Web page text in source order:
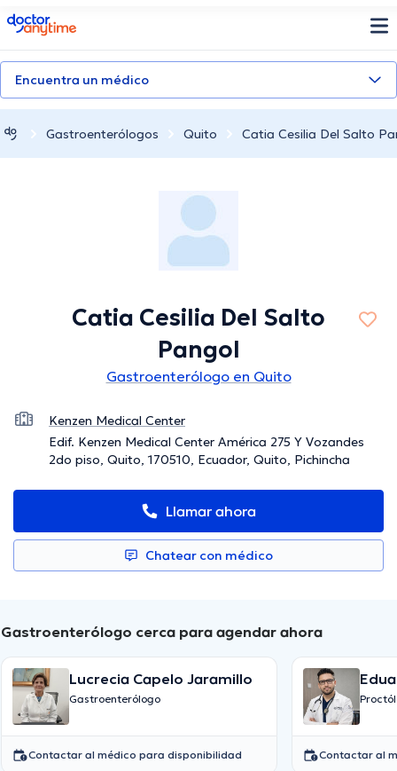
doctoranytime
Encuentra un médico
Gastroenterólogos Quito Catia Cesilia Del Salto
Catia Cesilia Del Salto
Pangol
Gastroenterólogo en Quito
Kenzen Medical Center
Edif. Kenzen Medical Center América 275 Y Vozandes
2do piso, Quito, 170510, Ecuador, Quito, Pichincha
Llamar ahora
Chatear con médico
Gastroenterólogo cerca para agendar ahora
Lucrecia Capelo Jaramillo
Gastroenterólogo
Contactar al médico para disponibilidad Contactar al